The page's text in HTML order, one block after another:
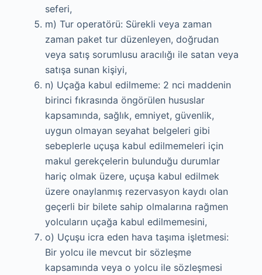
seferi,
m) Tur operatörü: Sürekli veya zaman
zaman paket tur düzenleyen, doğrudan
veya satış sorumlusu aracılığı ile satan veya
satışa sunan kişiyi,
n) Uçağa kabul edilmeme: 2 nci maddenin
birinci fıkrasında öngörülen hususlar
kapsamında, sağlık, emniyet, güvenlik,
uygun olmayan seyahat belgeleri gibi
sebeplerle uçuşa kabul edilmemeleri için
makul gerekçelerin bulunduğu durumlar
hariç olmak üzere, uçuşa kabul edilmek
üzere onaylanmış rezervasyon kaydı olan
geçerli bir bilete sahip olmalarına rağmen
yolcuların uçağa kabul edilmemesini,
o) Uçuşu icra eden hava taşıma işletmesi:
Bir yolcu ile mevcut bir sözleşme
kapsamında veya o yolcu ile sözleşmesi